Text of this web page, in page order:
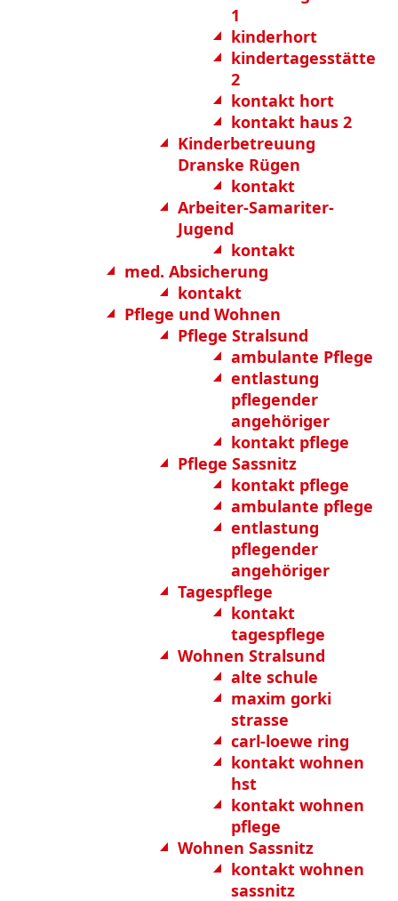
1
kinderhort
kindertagesstätte
2
kontakt hort
kontakt haus 2
Kinderbetreuung
Dranske Rügen
kontakt
Arbeiter-Samariter-
Jugend
kontakt
med. Absicherung
kontakt
Pflege und Wohnen
Pflege Stralsund
ambulante Pflege
entlastung
pflegender
angehöriger
kontakt pflege
Pflege Sassnitz
kontakt pflege
ambulante pflege
entlastung
pflegender
angehöriger
Tagespflege
kontakt
tagespflege
Wohnen Stralsund
alte schule
maxim gorki
strasse
carl-loewe ring
kontakt wohnen
hst
kontakt wohnen
pflege
Wohnen Sassnitz
kontakt wohnen
sassnitz